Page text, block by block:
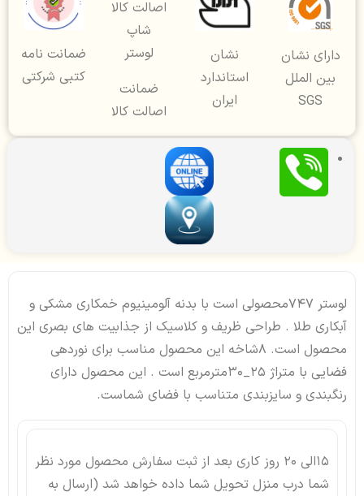
دارای نشان
بین الملل
SGS
نشان
استاندارد
ایران
ضمانت
اصالت کالا
ضمانت نامه
کتبی شرکتی
لوستر 747محصولی است با بدنه آلومینیوم خمکاری مشکی و
آبکاری طلا . طراحی ظریف و کلاسیک از جذابیت های بصری این
محصول است. 8شاخه این محصول مناسب برای نوردهی
فضایی با متراژ 25_30مترمربع است . این محصول دارای
رنگبندی و سایزبندی متناسب با فضای شماست.
15الی 20 روز کاری بعد از ثبت سفارش محصول مورد نظر
شما درب منزل تحویل شما داده خواهد شد (ارسال به